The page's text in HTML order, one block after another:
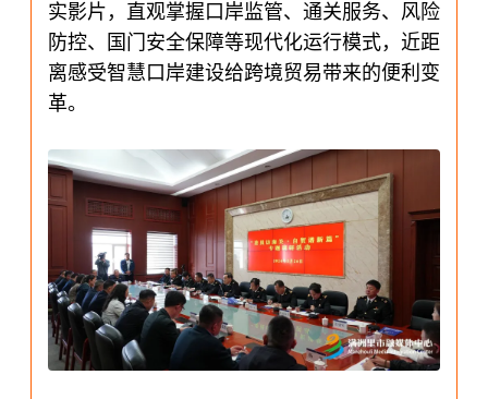
实影片，直观掌握口岸监管、通关服务、风险
防控、国门安全保障等现代化运行模式，近距
离感受智慧口岸建设给跨境贸易带来的便利变
革。